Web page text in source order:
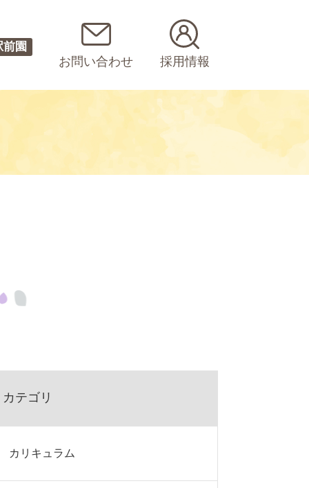
園
お問い合わせ 採用情報
カテゴリ
カリキュラム